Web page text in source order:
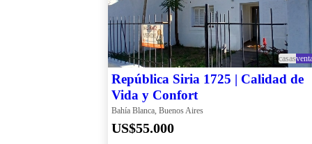
casas
República Siria 1725 | Calidad de
Vida y Confort
Bahía Blanca, Buenos Aires
US$55.000